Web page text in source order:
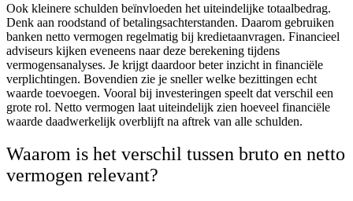
Ook kleinere schulden beïnvloeden het uiteindelijke totaalbedrag.
Denk aan roodstand of betalingsachterstanden. Daarom gebruiken
banken netto vermogen regelmatig bij kredietaanvragen. Financieel
adviseurs kijken eveneens naar deze berekening tijdens
vermogensanalyses. Je krijgt daardoor beter inzicht in financiële
verplichtingen. Bovendien zie je sneller welke bezittingen echt
waarde toevoegen. Vooral bij investeringen speelt dat verschil een
grote rol. Netto vermogen laat uiteindelijk zien hoeveel financiële
waarde daadwerkelijk overblijft na aftrek van alle schulden.
Waarom is het verschil tussen bruto en netto
vermogen relevant?